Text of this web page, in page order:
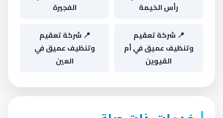
رأس الخيمة
الفجيرة
📍 شركة تعقيم
وتنظيف عميق في أم
القيوين
📍 شركة تعقيم
وتنظيف عميق في
العين